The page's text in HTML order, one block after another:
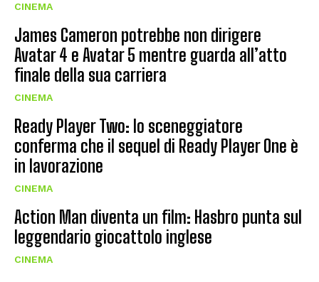
CINEMA
James Cameron potrebbe non dirigere
Avatar 4 e Avatar 5 mentre guarda all’atto
finale della sua carriera
CINEMA
Ready Player Two: lo sceneggiatore
conferma che il sequel di Ready Player One è
in lavorazione
CINEMA
Action Man diventa un film: Hasbro punta sul
leggendario giocattolo inglese
CINEMA